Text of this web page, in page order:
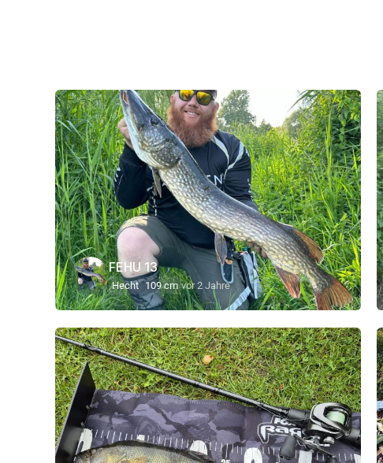
FEHU 13
Hecht 109 cm vor 2 Jahre